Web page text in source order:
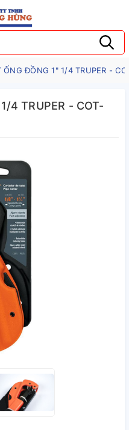
ỐNG ĐỒNG 1" 1/4 TRUPER -
4 TRUPER - COT-